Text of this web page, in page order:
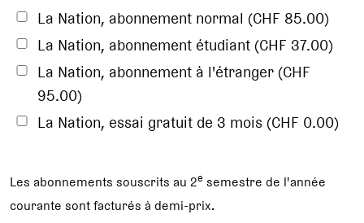
La Nation, abonnement normal (CHF 85.00)
La Nation, abonnement étudiant (CHF 37.00)
La Nation, abonnement à l'étranger (CHF
95.00)
La Nation, essai gratuit de 3 mois (CHF 0.00)
Les abonnements souscrits au 2e semestre de l'année
courante sont facturés à demi-prix.